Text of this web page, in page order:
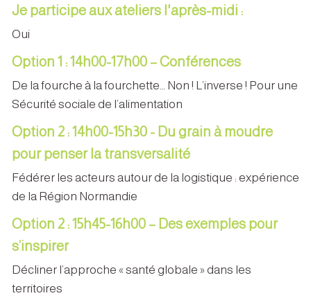
Je participe aux ateliers l'après-midi :
Oui
Option 1 : 14h00-17h00 – Conférences
De la fourche à la fourchette… Non ! L’inverse ! Pour une
Sécurité sociale de l’alimentation
Option 2 : 14h00-15h30 - Du grain à moudre
pour penser la transversalité
Fédérer les acteurs autour de la logistique : expérience
de la Région Normandie
Option 2 : 15h45-16h00 – Des exemples pour
s’inspirer
Décliner l’approche « santé globale » dans les
territoires